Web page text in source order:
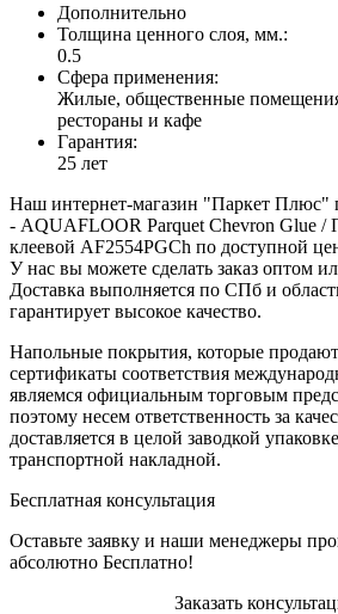
Дополнительно
Толщина ценного слоя, мм.:
0.5
Сфера применения:
Жилые, общественные
рестораны и кафе
Гарантия:
25 лет
Наш интернет-магазин "Паркет Плюс"
- AQUAFLOOR Parquet Chevron Glue /
клеевой AF2554PGCh по доступной
У нас вы можете сделать заказ оптом
Доставка выполняется по СПб и
гарантирует высокое качество.
Напольные покрытия, которые
сертификаты соответствия
являемся официальным торговым
поэтому несем ответственность за
доставляется в целой заводкой
транспортной накладной.
Бесплатная консультация
Оставьте заявку и наши менеджеры
абсолютно Бесплатно!
Заказать